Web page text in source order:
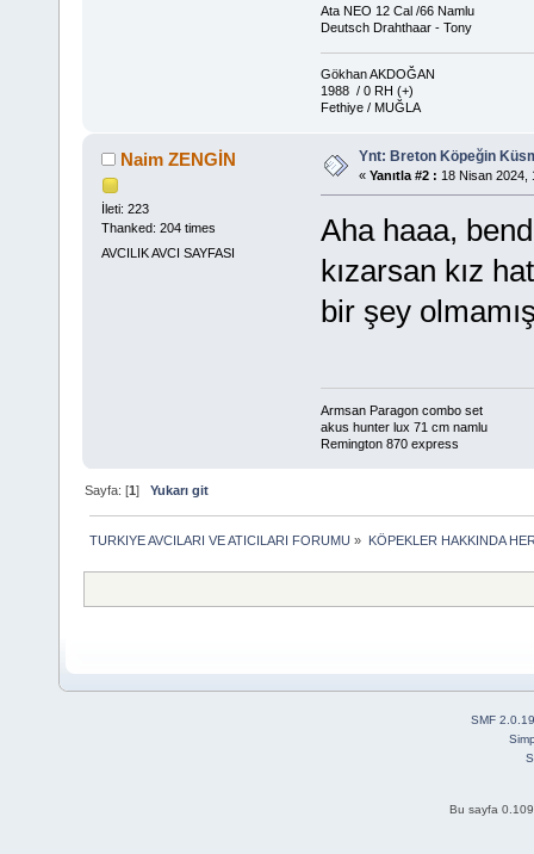
Ata NEO 12 Cal /66 Namlu
Deutsch Drahthaar - Tony
Gökhan AKDOĞAN
1988 / 0 RH (+)
Fethiye / MUĞLA
Naim ZENGİN
İleti: 223
Thanked: 204 times
AVCILIK AVCI SAYFASI
Ynt: Breton Köpeğin
« Yanıtla #2 : 18 Nisan 2024,
Aha haaa,
kızarsan kız
bir şey
Armsan Paragon combo set
akus hunter lux 71 cm namlu
Remington 870 express
Sayfa: [1]Yukarı git
TURKIYE AVCILARI VE ATICILARI FORUMU » KÖPEKLER HAKKINDA
SMF 2.0.19
Bu sayfa